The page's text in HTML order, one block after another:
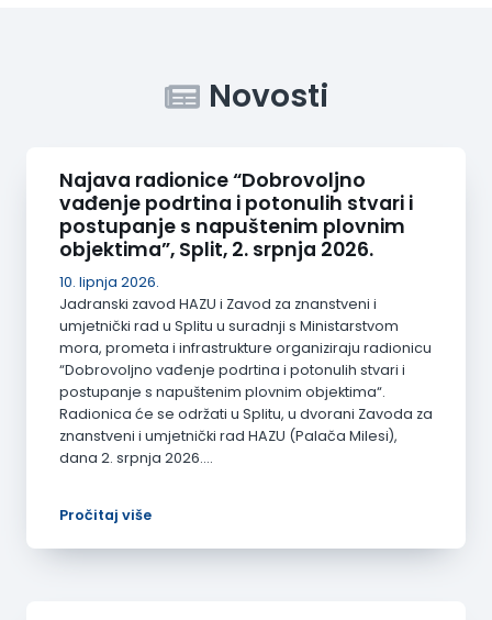
Novosti
Najava radionice “Dobrovoljno
vađenje podrtina i potonulih stvari i
postupanje s napuštenim plovnim
objektima”, Split, 2. srpnja 2026.
10. lipnja 2026.
Jadranski zavod HAZU i Zavod za znanstveni i
umjetnički rad u Splitu u suradnji s Ministarstvom
mora, prometa i infrastrukture organiziraju radionicu
“Dobrovoljno vađenje podrtina i potonulih stvari i
postupanje s napuštenim plovnim objektima“.
Radionica će se održati u Splitu, u dvorani Zavoda za
znanstveni i umjetnički rad HAZU (Palača Milesi),
dana 2. srpnja 2026.…
Pročitaj više